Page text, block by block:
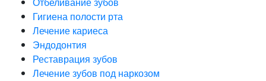
Гигиена полости рта
Лечение кариеса
Эндодонтия
Реставрация зубов
Лечение зубов под наркозом